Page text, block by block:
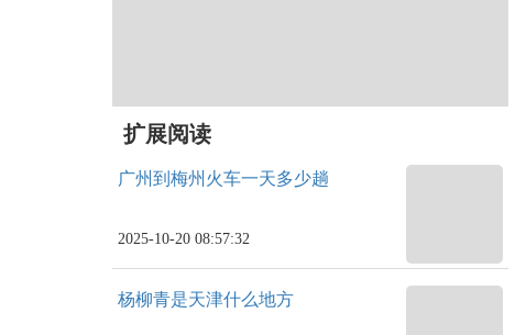
扩展阅读
广州到梅州火车一天多少趟
2025-10-20 08:57:32
杨柳青是天津什么地方